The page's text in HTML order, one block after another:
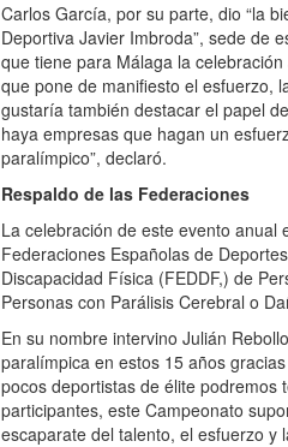
Carlos García, por su parte, dio “la
Deportiva Javier Imbroda”, sede de
que tiene para Málaga la
que pone de manifiesto el esfuerzo,
gustaría también destacar el papel
haya empresas que hagan un
paralímpico”, declaró.
Respaldo de las Federaciones
La celebración de este evento anual
Federaciones Españolas de
Discapacidad Física (FEDDF,) de
Personas con Parálisis Cerebral o
En su nombre intervino Julián
paralímpica en estos 15 años
pocos deportistas de élite podremos
participantes, este Campeonato
escaparate del talento, el esfuerzo y